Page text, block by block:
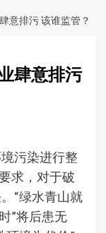
意排污 该谁监管？
肆意排污
污染进行整
求，对于破
“绿水青山就
”将后患无